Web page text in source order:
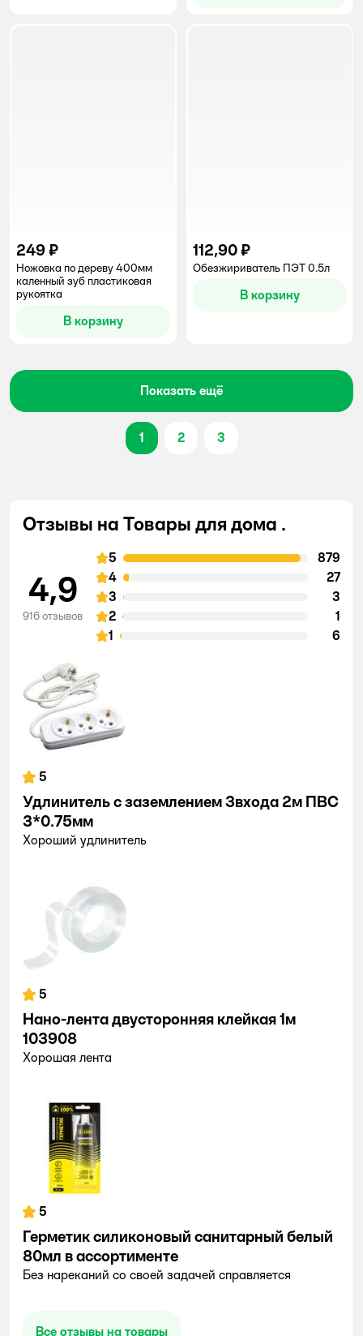
249 ₽
Ножовка по дереву 400мм
каленный зуб пластиковая
рукоятка
В корзину
112,90 ₽
Обезжириватель ПЭТ 0.5л
В корзину
Показать ещё
1 2 3
Отзывы на Товары для дома .
4,9
916 отзывов
5
879
4
27
3
3
2
1
1
6
5
Удлинитель с заземлением 3входа 2м ПВС
3*0.75мм
Хороший удлинитель
5
Нано-лента двусторонняя клейкая 1м
103908
Хорошая лента
5
Герметик силиконовый санитарный белый
80мл в ассортименте
Без нареканий со своей задачей справляется
Все отзывы на товары